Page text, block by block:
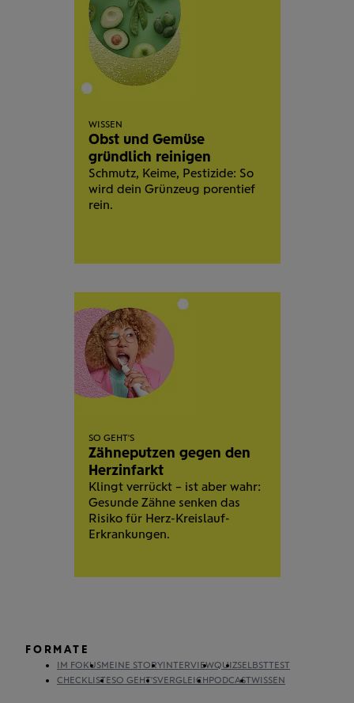
WISSEN
Obst und Gemüse
gründlich reinigen
Schmutz, Keime, Pestizide: So
wird dein Grünzeug porentief
rein.
SO GEHT'S
Zähneputzen gegen den
Herzinfarkt
Klingt verrückt – ist aber wahr:
Gesunde Zähne senken das
Risiko für Herz-Kreislauf-
Erkrankungen.
FORMATE
IM FOKUSMEINE STORYINTERVIEWQUIZSELBSTTEST
CHECKLISTESO GEHT'SVERGLEICHPODCASTWISSEN